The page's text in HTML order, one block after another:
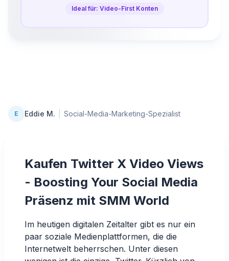
Ideal für: Video-First Konten
E Eddie M. Social-Media-Marketing-Spezialist
Kaufen Twitter X Video Views
- Boosting Your Social Media
Präsenz mit SMM World
Im heutigen digitalen Zeitalter gibt es nur ein
paar soziale Medienplattformen, die die
Internetwelt beherrschen. Unter diesen